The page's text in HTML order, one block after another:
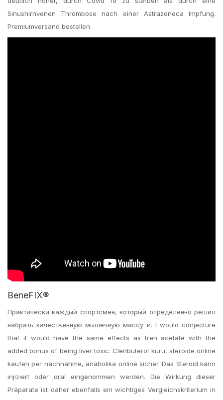
Sinushirnvenen Thrombose nach einer Astrazeneca Impfung.
Premiumversand bestellen.
BeneFIX®
Практически каждый спортсмен, который определенно решил
набрать качественную мышечную массу и. I would conjecture
that it would have the same effects as tren acetate with the
added bonus of being liver toxic. Clenbuterol kuru, steroide online
kaufen per nachnahme, anabolika online sicher. Das Steroid kann
injiziert oder oral eingenommen werden. Die Wirkung dieser
Präparate ist daher ebenfalls ein wichtiges Vergleichskriterium in